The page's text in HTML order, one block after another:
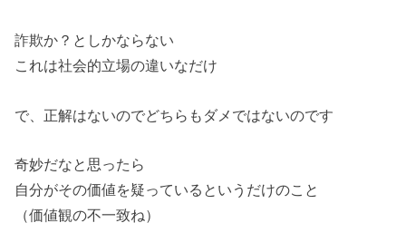
詐欺か？としかならない
これは社会的立場の違いなだけ
で、正解はないのでどちらもダメではないのです
奇妙だなと思ったら
自分がその価値を疑っているというだけのこと
（価値観の不一致ね）